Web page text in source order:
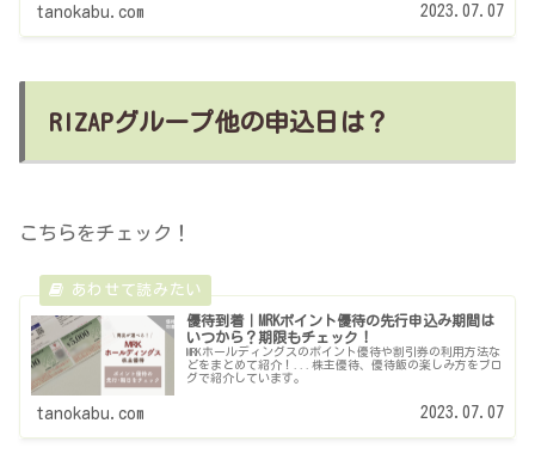
tanokabu.com 2023.07.07
RIZAPグループ他の申込日は？
こちらをチェック！
優待到着｜MRKポイント優待の先行申込み期間は
いつから？期限もチェック！
MRKホールディングスのポイント優待や割引券の利用方法な
どをまとめて紹介！...株主優待、優待飯の楽しみ方をブロ
グで紹介しています。
tanokabu.com 2023.07.07